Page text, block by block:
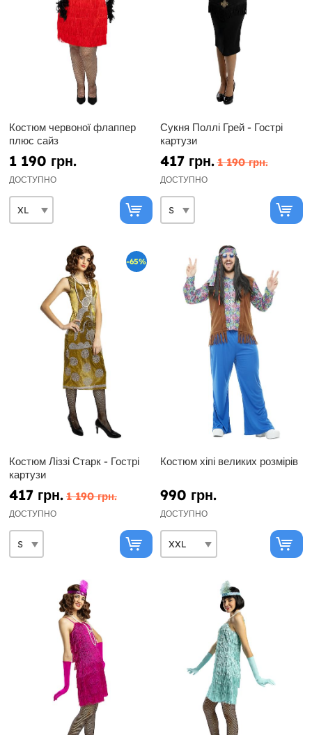
Костюм червоної флаппер
плюс сайз
1 190 грн.
ДОСТУПНО
Сукня Поллі Грей - Гострі
картузи
417 грн. 1 190 грн.
ДОСТУПНО
-65%
Костюм Ліззі Старк - Гострі
картузи
417 грн. 1 190 грн.
ДОСТУПНО
Костюм хіпі великих розмірів
990 грн.
ДОСТУПНО